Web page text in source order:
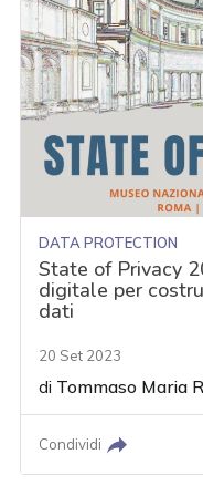
DATA PROTECTION
State of Privacy
digitale per
dati
20 Set 2023
di Tommaso Maria
Condividi